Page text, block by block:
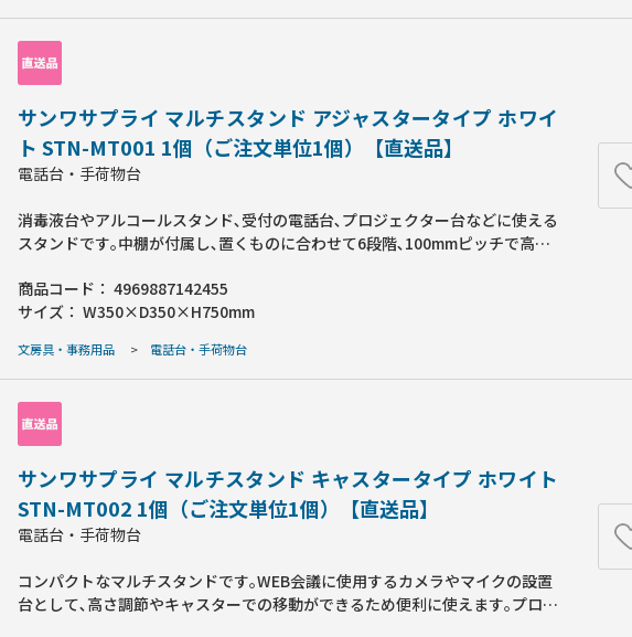
サンワサプライ マルチスタンド アジャスタータイプ ホワイ
ト STN-MT001 1個（ご注文単位1個）【直送品】
電話台・手荷物台
消毒液台やアルコールスタンド､受付の電話台､プロジェクター台などに使える
スタンドです｡中棚が付属し､置くものに合わせて6段階､100mmピッチで高さ
ーなどの機器にも対応します｡横揺れはバックパネルがしっかりと抑え､脚先の
アジャスターが不快なガタつきを解消します｡コンパクト設計で､受付や入口に
耐荷重:10kg
商品コード： 4969887142455
サイズ： W350×D350×H750mm
文房具・事務用品 > 電話台・手荷物台
サンワサプライ マルチスタンド キャスタータイプ ホワイト
STN-MT002 1個（ご注文単位1個）【直送品】
電話台・手荷物台
コンパクトなマルチスタンドです｡WEB会議に使用するカメラやマイクの設置
台として､高さ調節やキャスターでの移動ができるため便利に使えます｡プロジ